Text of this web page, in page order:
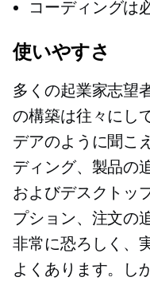
コーディングは
使いやすさ
多くの起業家志望
の構築は往々にし
デアのように聞こ
ディング、製品の
およびデスクトッ
プション、注文の
非常に恐ろしく、
よくあります。し